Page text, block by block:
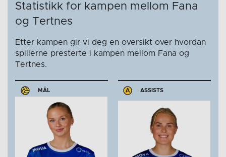
Statistikk for kampen mellom Fana
og Tertnes
Etter kampen gir vi deg en oversikt over hvordan
spillerne presterte i kampen mellom Fana og
Tertnes.
MÅL ASSISTS